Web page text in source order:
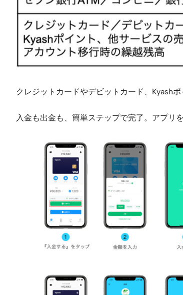
クレジットカードやデビットカード、Kyash
入金も出金も、簡単ステップで完了。アプリ